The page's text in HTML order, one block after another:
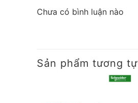
Chưa có bình luận nào
Sản phẩm tương tự